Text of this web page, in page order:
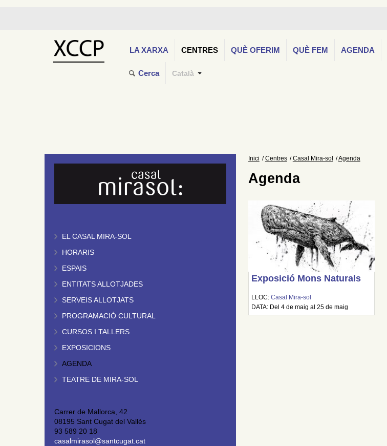
LA XARXA CENTRES QUÈ OFERIM QUÈ FEM AGENDA
Cerca Català
EL CASAL MIRA-SOL
HORARIS
ESPAIS
ENTITATS ALLOTJADES
SERVEIS ALLOTJATS
PROGRAMACIÓ CULTURAL
CURSOS I TALLERS
EXPOSICIONS
AGENDA
TEATRE DE MIRA-SOL
Carrer de Mallorca, 42
08195 Sant Cugat del Vallès
93 589 20 18
casalmirasol@santcugat.cat
Inici Centres Casal Mira-sol Agenda
Agenda
Exposició Mons Naturals
LLOC: Casal Mira-sol
DATA: Del 4 de maig al 25 de maig